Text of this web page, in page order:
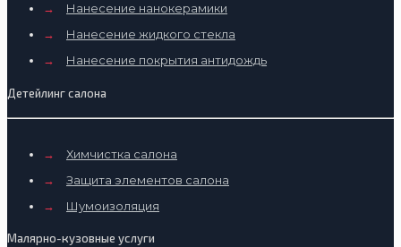
→
Нанесение нанокерамики
→
Нанесение жидкого стекла
→
Нанесение покрытия антидождь
Детейлинг салона
→
Химчистка салона
→
Защита элементов салона
→
Шумоизоляция
Малярно-кузовные услуги